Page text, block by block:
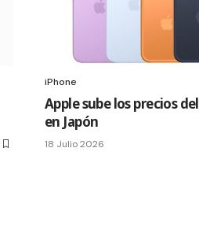
iPhone
Apple sube los precios
en Japón
18 Julio 2026